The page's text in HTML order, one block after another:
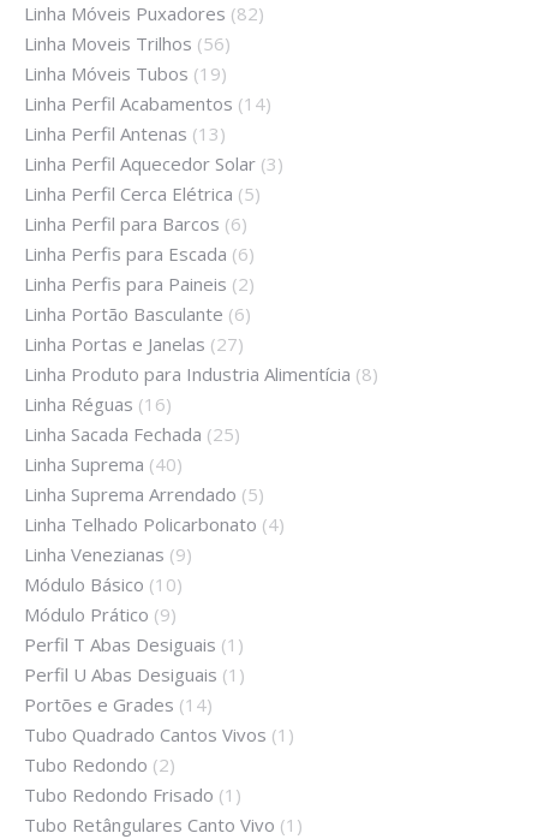
Linha Móveis Puxadores (82)
Linha Moveis Trilhos (56)
Linha Móveis Tubos (19)
Linha Perfil Acabamentos (14)
Linha Perfil Antenas (13)
Linha Perfil Aquecedor Solar (3)
Linha Perfil Cerca Elétrica (5)
Linha Perfil para Barcos (6)
Linha Perfis para Escada (6)
Linha Perfis para Paineis (2)
Linha Portão Basculante (6)
Linha Portas e Janelas (27)
Linha Produto para Industria Alimentícia (8)
Linha Réguas (16)
Linha Sacada Fechada (25)
Linha Suprema (40)
Linha Suprema Arrendado (5)
Linha Telhado Policarbonato (4)
Linha Venezianas (9)
Módulo Básico (10)
Módulo Prático (9)
Perfil T Abas Desiguais (1)
Perfil U Abas Desiguais (1)
Portões e Grades (14)
Tubo Quadrado Cantos Vivos (1)
Tubo Redondo (2)
Tubo Redondo Frisado (1)
Tubo Retângulares Canto Vivo (1)